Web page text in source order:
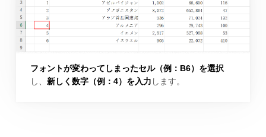
フォントが変わってしまったセル（例：B6）を選択
し、 新しく数字（例：4）を入力 します。